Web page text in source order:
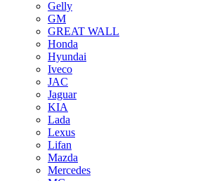
Gelly
GM
GREAT WALL
Honda
Hyundai
Iveco
JAC
Jaguar
KIA
Lada
Lexus
Lifan
Mazda
Mercedes